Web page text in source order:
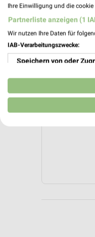
Ihre Einwilligung und die
Partnerliste anzeigen (1
Wir nutzen Ihre Daten für
IAB-Verarbeitungszwecke:
Speichern von oder
Verwendung
Erstellung von Profilen
Verwendung von
Analyse von